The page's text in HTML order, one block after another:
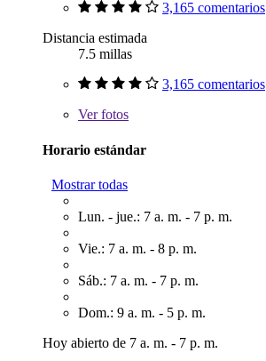
3,165 comentarios
Distancia estimada
7.5 millas
3,165 comentarios
Verfotos
Horario estándar
Mostrar todas
Lun. - jue.: 7 a. m. - 7 p. m.
Vie.: 7 a. m. - 8 p. m.
Sáb.: 7 a. m. - 7 p. m.
Dom.: 9 a. m. - 5 p. m.
Hoy abierto de 7 a. m. - 7 p. m.